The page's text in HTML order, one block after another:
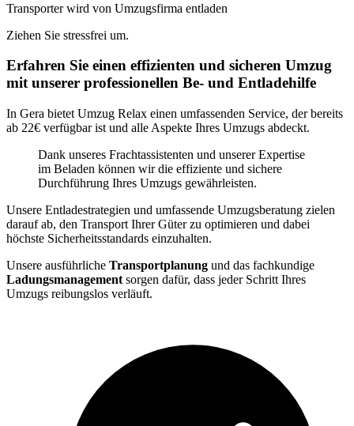
Transporter wird von Umzugsfirma entladen
Ziehen Sie stressfrei um.
Erfahren Sie einen effizienten und sicheren Umzug
mit unserer professionellen Be- und Entladehilfe
In Gera bietet Umzug Relax einen umfassenden Service, der bereits
ab 22€ verfügbar ist und alle Aspekte Ihres Umzugs abdeckt.
Dank unseres Frachtassistenten und unserer Expertise
im Beladen können wir die effiziente und sichere
Durchführung Ihres Umzugs gewährleisten.
Unsere Entladestrategien und umfassende Umzugsberatung zielen
darauf ab, den Transport Ihrer Güter zu optimieren und dabei
höchste Sicherheitsstandards einzuhalten.
Unsere ausführliche Transportplanung und das fachkundige
Ladungsmanagement sorgen dafür, dass jeder Schritt Ihres
Umzugs reibungslos verläuft.